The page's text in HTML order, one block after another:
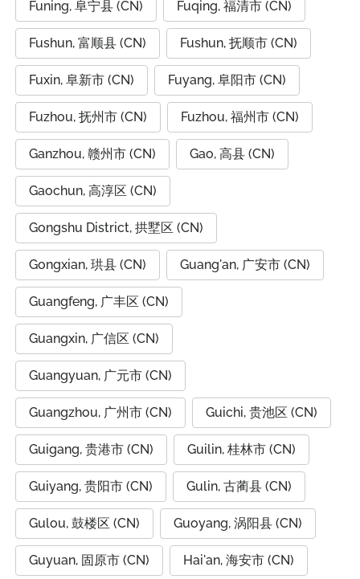
Funing, 阜宁县 (CN) Fuqing, 福清市 (CN)
Fushun, 富顺县 (CN) Fushun, 抚顺市 (CN)
Fuxin, 阜新市 (CN) Fuyang, 阜阳市 (CN)
Fuzhou, 抚州市 (CN) Fuzhou, 福州市 (CN)
Ganzhou, 赣州市 (CN) Gao, 高县 (CN)
Gaochun, 高淳区 (CN)
Gongshu District, 拱墅区 (CN)
Gongxian, 珙县 (CN) Guang'an, 广安市 (CN)
Guangfeng, 广丰区 (CN)
Guangxin, 广信区 (CN)
Guangyuan, 广元市 (CN)
Guangzhou, 广州市 (CN) Guichi, 贵池区 (CN)
Guigang, 贵港市 (CN) Guilin, 桂林市 (CN)
Guiyang, 贵阳市 (CN) Gulin, 古蔺县 (CN)
Gulou, 鼓楼区 (CN) Guoyang, 涡阳县 (CN)
Guyuan, 固原市 (CN) Hai'an, 海安市 (CN)